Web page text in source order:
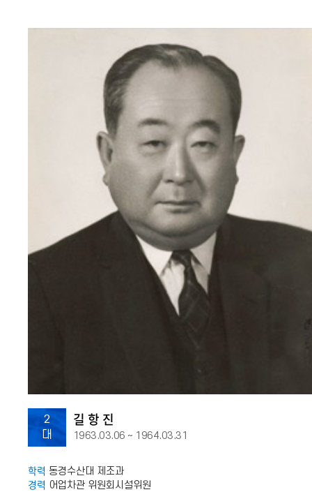
2
대
길 항 진
1963.03.06 ~ 1964.03.31
학력 동경수산대 제조과
경력 어업차관 위원회시설위원